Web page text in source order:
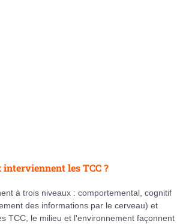
les TCC ?
à trois niveaux : comportemental, cognitif
des informations par le cerveau) et
TCC, le milieu et l'environnement façonnent